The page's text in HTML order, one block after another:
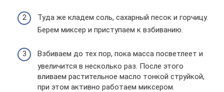
Туда же кладем соль, сахарный песок и горчицу.
Берем миксер и приступаем к взбиванию.
Взбиваем до тех пор, пока масса посветлеет и
увеличится в несколько раз. После этого
вливаем растительное масло тонкой струйкой,
при этом активно работаем миксером.